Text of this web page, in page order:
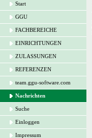
Start
GGU
FACHBEREICHE
EINRICHTUNGEN
ZULASSUNGEN
REFERENZEN
team.ggu-software.com
Nachrichten
Suche
Einloggen
Impressum